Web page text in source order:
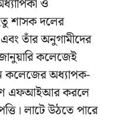
ও
শাসক দলের
তাঁর অনুগামীদের
কলেজেই
কলেজের অধ্যাপক-
এফআইআর করলে
লাটে উঠতে পারে